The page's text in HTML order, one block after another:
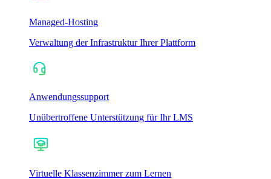
Managed-Hosting
Verwaltung der Infrastruktur Ihrer Plattform
Anwendungssupport
Unübertroffene Unterstützung für Ihr LMS
Virtuelle Klassenzimmer zum Lernen